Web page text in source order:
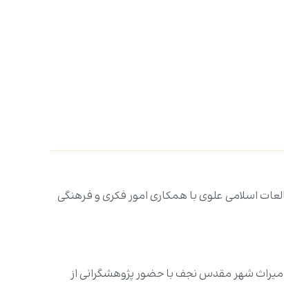
اسلامی علوی با همکاری امور فکری و فرهنگی
میراث شهر مقدس نجف با حضور پژوهشگرانی از